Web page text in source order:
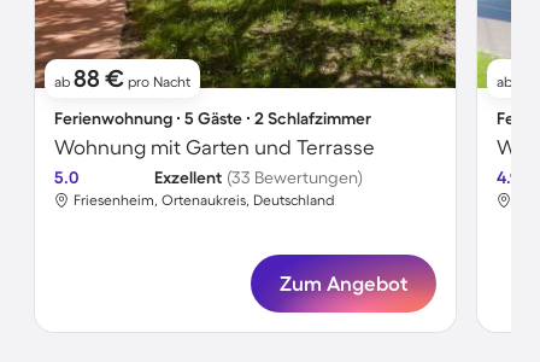
ab 88 € pro Nacht
Ferienwohnung ∙ 5 Gäste ∙ 2 Schlafzimmer
Wohnung mit Garten und Terrasse
5.0 Exzellent (33 Bewertungen)
Friesenheim, Ortenaukreis, Deutschland
Zum Angebot
ab
4.9